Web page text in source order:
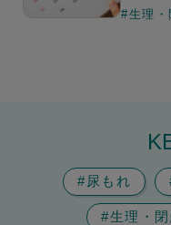
#生理・
#尿もれ
#生理・閉